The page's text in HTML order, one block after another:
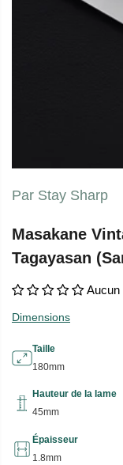
Par Stay Sharp
Masakane
Tagayasan
Aucun
Dimensions
Taille
180mm
Hauteur de la lame
45mm
Épaisseur
1.8mm